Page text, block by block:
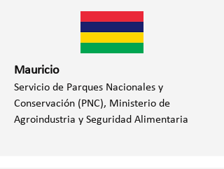
Mauricio
Servicio de Parques Nacionales y
Conservación (PNC), Ministerio de
Agroindustria y Seguridad Alimentaria